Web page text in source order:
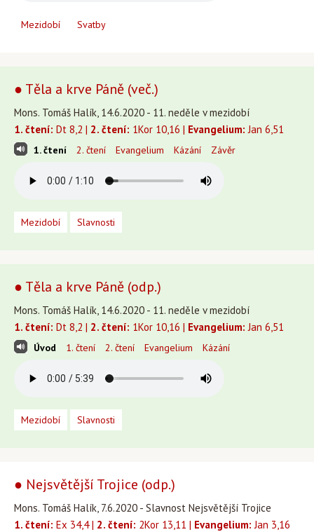
Mezidobí Svatby
● Těla a krve Páně (več.)
Mons. Tomáš Halík, 14.6.2020 - 11. neděle v mezidobí
1. čtení: Dt 8,2 | 2. čtení: 1Kor 10,16 | Evangelium: Jan 6,51
1. čtení 2. čtení Evangelium Kázání Závěr
Mezidobí Slavnosti
● Těla a krve Páně (odp.)
Mons. Tomáš Halík, 14.6.2020 - 11. neděle v mezidobí
1. čtení: Dt 8,2 | 2. čtení: 1Kor 10,16 | Evangelium: Jan 6,51
Úvod 1. čtení 2. čtení Evangelium Kázání
Mezidobí Slavnosti
● Nejsvětější Trojice (odp.)
Mons. Tomáš Halík, 7.6.2020 - Slavnost Nejsvětější Trojice
1. čtení: Ex 34,4 | 2. čtení: 2Kor 13,11 | Evangelium: Jan 3,16